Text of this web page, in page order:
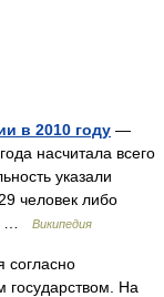
в 2010 году —
насчитала всего
указали
человек либо
…
Википедия
согласно
государством. На